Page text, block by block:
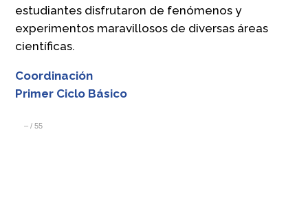
estudiantes disfrutaron de fenómenos y
experimentos maravillosos de diversas áreas
científicas.
Coordinación
Primer Ciclo Básico
– /55